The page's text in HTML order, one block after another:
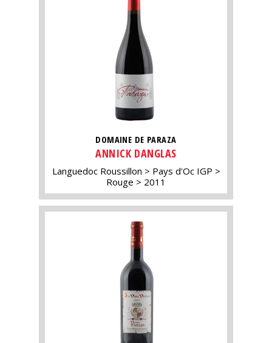
DOMAINE DE PARAZA
ANNICK DANGLAS
Languedoc Roussillon
Pays d'Oc IGP
Rouge
2011